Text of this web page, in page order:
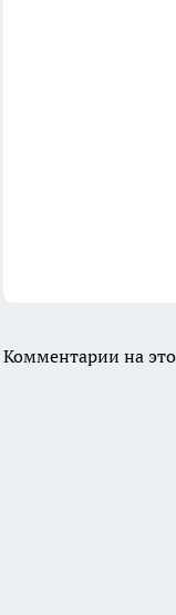
Комментарии на